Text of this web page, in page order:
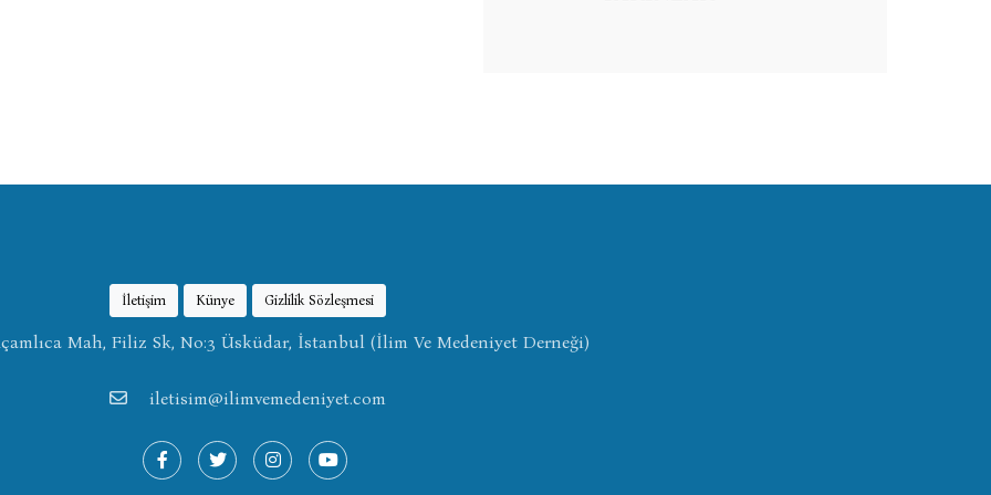
İletişim Künye Gizlilik Sözleşmesi
Mah, Filiz Sk, No:3 Üsküdar, İstanbul (İlim Ve Medeniyet Derneği)
iletisim@ilimvemedeniyet.com